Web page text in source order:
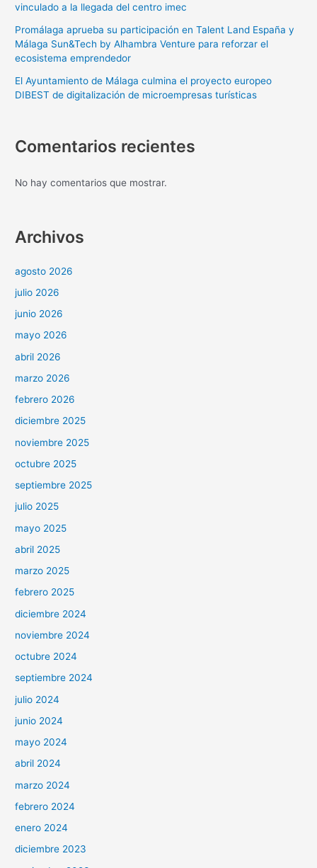
vinculado a la llegada del centro imec
Promálaga aprueba su participación en Talent Land España y
Málaga Sun&Tech by Alhambra Venture para reforzar el
ecosistema emprendedor
El Ayuntamiento de Málaga culmina el proyecto europeo
DIBEST de digitalización de microempresas turísticas
Comentarios recientes
No hay comentarios que mostrar.
Archivos
agosto 2026
julio 2026
junio 2026
mayo 2026
abril 2026
marzo 2026
febrero 2026
diciembre 2025
noviembre 2025
octubre 2025
septiembre 2025
julio 2025
mayo 2025
abril 2025
marzo 2025
febrero 2025
diciembre 2024
noviembre 2024
octubre 2024
septiembre 2024
julio 2024
junio 2024
mayo 2024
abril 2024
marzo 2024
febrero 2024
enero 2024
diciembre 2023